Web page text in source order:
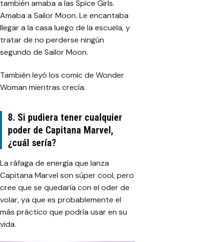
también amaba a las Spice Girls.
Amaba a Sailor Moon. Le encantaba
llegar a la casa luego de la escuela, y
tratar de no perderse ningún
segundo de Sailor Moon.
También leyó los comic de Wonder
Woman mientras crecía.
8. Si pudiera tener cualquier
poder de Capitana Marvel,
¿cuál sería?
La ráfaga de energía que lanza
Capitana Marvel son súper cool, pero
cree que se quedaría con el oder de
volar, ya que es probablemente el
más práctico que podría usar en su
vida.